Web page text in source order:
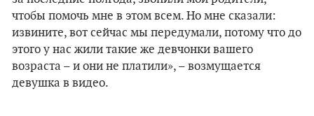
чтобы помочь мне в этом всем. Но мне сказали:
извините, вот сейчас мы передумали, потому что до
этого у нас жили такие же девчонки вашего
возраста – и они не платили», – возмущается
девушка в видео.